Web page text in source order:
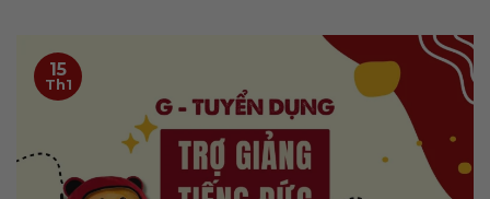
15
Th1